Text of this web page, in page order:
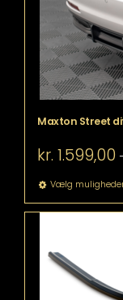
Maxton Street
kr. 1.599,00
Vælg